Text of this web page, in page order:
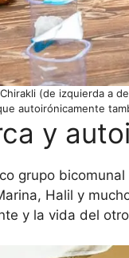
(de izquierda
autoirónicamente
y
grupo
Halil y
y la vida del